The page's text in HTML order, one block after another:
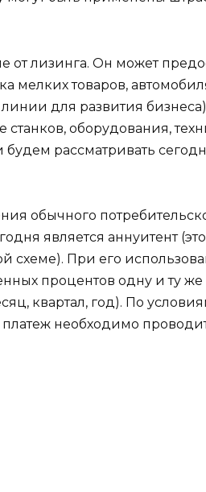
лизинга. Он может
мелких товаров,
для развития
станков, оборудования,
будем рассматривать
обычного
является аннуитент
схеме). При его
процентов одну и ту
квартал, год). По
необходимо